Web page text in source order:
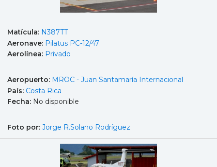
Matícula: N387TT
Aeronave: Pilatus PC-12/47
Aerolínea: Privado
Aeropuerto: MROC - Juan Santamaría Internacional
País: Costa Rica
Fecha: No disponible
Foto por: Jorge R.Solano Rodríguez